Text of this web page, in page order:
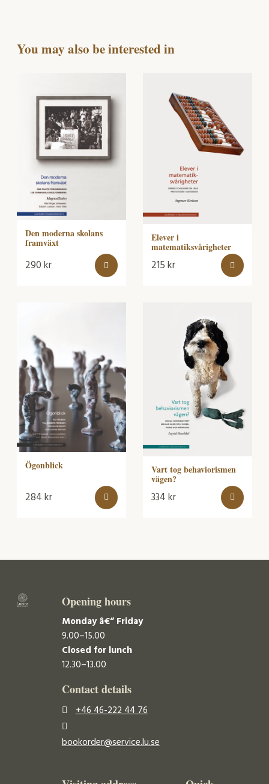
You may also be interested in
Den moderna skolans
framväxt
290kr
Elever i
matematiksvårigheter
215kr
Ögonblick
284kr
Vart tog behaviorismen
vägen?
334kr
Opening hours
Monday â€“ Friday
9.00–15.00
Closed for lunch
12.30–13.00
Contact details
+46 46-222 44 76
bookorder@service.lu.se